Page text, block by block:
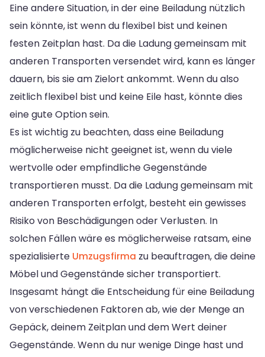
Eine andere Situation, in der eine Beiladung nützlich
sein könnte, ist wenn du flexibel bist und keinen
festen Zeitplan hast. Da die Ladung gemeinsam mit
anderen Transporten versendet wird, kann es länger
dauern, bis sie am Zielort ankommt. Wenn du also
zeitlich flexibel bist und keine Eile hast, könnte dies
eine gute Option sein.
Es ist wichtig zu beachten, dass eine Beiladung
möglicherweise nicht geeignet ist, wenn du viele
wertvolle oder empfindliche Gegenstände
transportieren musst. Da die Ladung gemeinsam mit
anderen Transporten erfolgt, besteht ein gewisses
Risiko von Beschädigungen oder Verlusten. In
solchen Fällen wäre es möglicherweise ratsam, eine
spezialisierte Umzugsfirma zu beauftragen, die deine
Möbel und Gegenstände sicher transportiert.
Insgesamt hängt die Entscheidung für eine Beiladung
von verschiedenen Faktoren ab, wie der Menge an
Gepäck, deinem Zeitplan und dem Wert deiner
Gegenstände. Wenn du nur wenige Dinge hast und